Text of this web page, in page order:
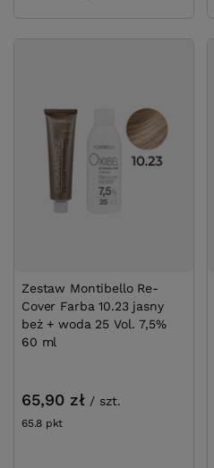
Zestaw Montibello Re-
Cover Farba 10.23 jasny
beż + woda 25 Vol. 7,5%
60 ml
65,90 zł / szt.
65.8 pkt